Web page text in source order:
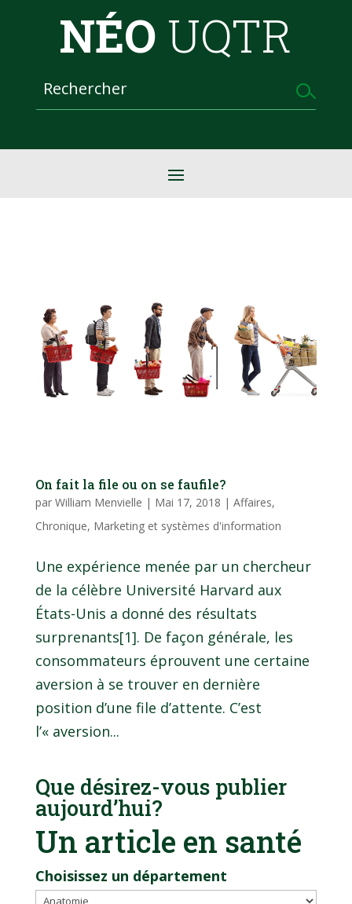
NÉO UQTR
On fait la file ou on se faufile?
par William Menvielle | Mai 17, 2018 | Affaires,
Chronique, Marketing et systèmes d'information
Une expérience menée par un chercheur
de la célèbre Université Harvard aux
États-Unis a donné des résultats
surprenants[1]. De façon générale, les
consommateurs éprouvent une certaine
aversion à se trouver en dernière
position d’une file d’attente. C’est
l’« aversion...
Que désirez-vous publier
aujourd’hui?
Un article en santé
Choisissez un département